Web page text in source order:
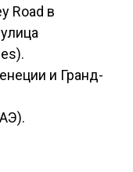
Road в
и Гранд-